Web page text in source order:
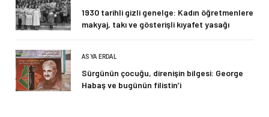
1930 tarihli gizli genelge: Kadın öğretmenlere
makyaj, takı ve gösterişli kıyafet yasağı
ASYA ERDAL
Sürgünün çocuğu, direnişin bilgesi: George
Habaş ve bugünün filistin’i